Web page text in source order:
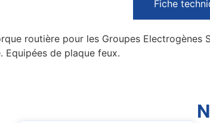
Fiche
routière pour les Groupes Electrogènes
Equipées de plaque feux.